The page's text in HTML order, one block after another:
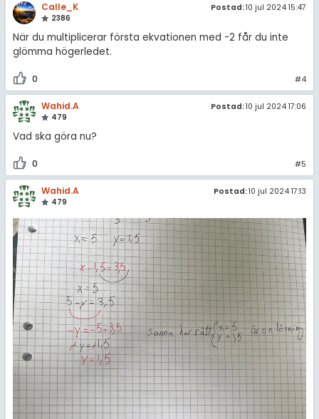
Calle_K
2386
Postad:10 jul 2024 15:47
När du multiplicerar första ekvationen med -2 får du inte
glömma högerledet.
0 #4
Wahid.A
479
Postad:10 jul 2024 17:06
Vad ska göra nu?
0 #5
Wahid.A
479
Postad:10 jul 2024 17:13